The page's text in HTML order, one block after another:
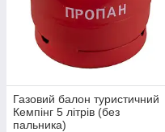
Газовий балон туристичний
Кемпінг 5 літрів (без
пальника)